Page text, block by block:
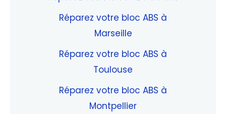
Réparez votre bloc ABS à
Marseille
Réparez votre bloc ABS à
Toulouse
Réparez votre bloc ABS à
Montpellier